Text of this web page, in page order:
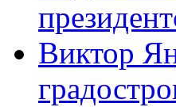
Виктор